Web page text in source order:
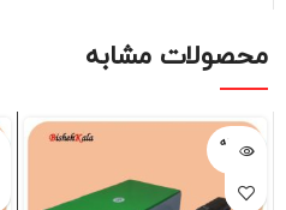
محصولات مشابه
فروخته
شده